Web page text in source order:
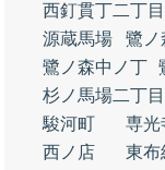
西釘貫丁二丁目
源蔵馬場
鷺ノ
鷺ノ森中ノ丁
杉ノ馬場二丁目
駿河町
専光
西ノ店
東布